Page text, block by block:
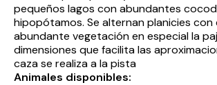
pequeños lagos con abundantes
hipopótamos. Se alternan planicies con
abundante vegetación en especial la
dimensiones que facilita las
caza se realiza a la pista
Animales disponibles: